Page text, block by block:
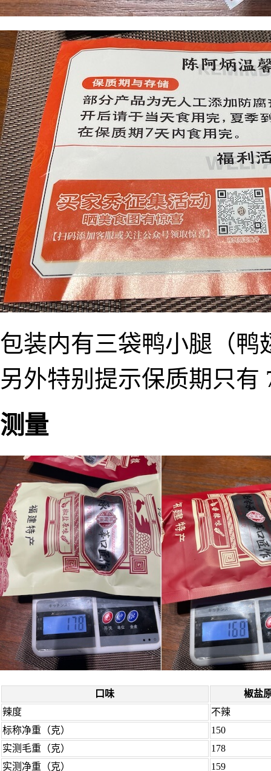
包装内有三袋鸭小腿（鸭
另外特别提示保质期只有
测量
口味
椒盐
辣度
不辣
标称净重（克）
150
实测毛重（克）
178
实测净重（克）
159